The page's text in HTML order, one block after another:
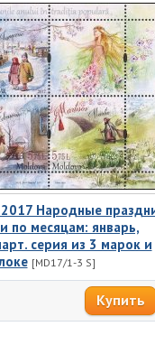
Народные
по месяцам: январь,
серия из 3 марок и
[MD17/1-3 S]